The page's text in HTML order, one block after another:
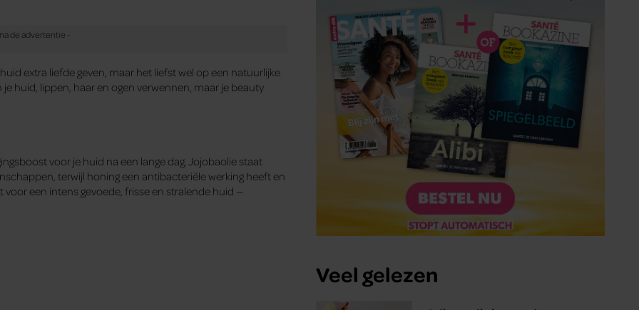
extra liefde geven, maar het liefst wel op een natuurlijke
huid, lippen, haar en ogen verwennen, maar je beauty
voor je huid na een lange dag. Jojobaolie staat
terwijl honing een antibacteriële werking heeft en
een intens gevoede, frisse en stralende huid —